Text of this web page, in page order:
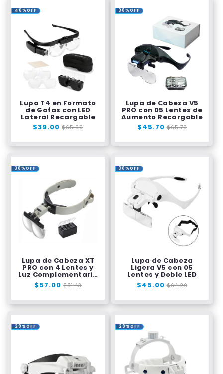
40%OFF
Lupa T4 en Formato
de Gafas con LED
Lateral Recargable
Precio
$39.00 Precio
oferta
$65.00
30%OFF
Lupa de Cabeza V5
PRO con 05 Lentes de
Aumento Recargable
Precio
$45.70 Precio
oferta
$65.70
30%OFF
Lupa de Cabeza XT
PRO con 4 Lentes y
Luz Complementaria
LED
Precio
$57.00 Precio
oferta
$81.43
30%OFF
Lupa de Cabeza
Ligera V5 con 05
Lentes y Doble LED
Precio
$45.00 Precio
oferta
$64.29
29%OFF 29%OFF